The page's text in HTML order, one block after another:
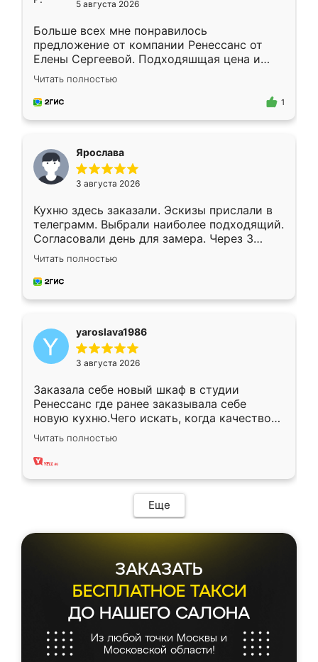
5 августа 2026
Больше всех мне понравилось
предложение от компании Ренессанс от
Елены Сергеевой. Подходяшщая цена и
короткие сроки изготовления. Приехавший
для замера сотрудник Владислав
предложил по моему эскизу самый
Читать полностью
1
Ярослава
3 августа 2026
Кухню здесь заказали. Эскизы прислали в
телеграмм. Выбрали наиболее подходящий.
Согласовали день для замера. Через 3
недели кухня была уже готова. Остались
довольны работой. Спасибо Ренессанс
мебель за качественную работу!
Читать полностью
yaroslava1986
3 августа 2026
Заказала себе новый шкаф в студии
Ренессанс где ранее заказывала себе
новую кухню.Чего искать, когда качеством
вполне довольна. Служит кухня уже почти
два года, нареканий нет.
Читать полностью
Еще
ЗАКАЗАТЬ
БЕСПЛАТНОЕ ТАКСИ
ДО НАШЕГО САЛОНА
Из любой точки Москвы и
Московской области!